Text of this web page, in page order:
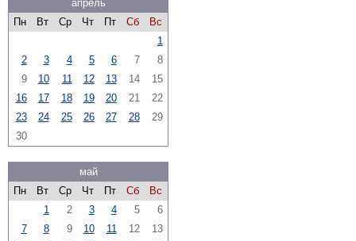
апрель
Пн
Вт Ср Чт Пт Сб
Вс
1
2
3 4 5 6 7
8
9
10 11 12 13 14
15
16
17 18 19 20 21
22
23
24 25 26 27 28
29
30
май
Пн
Вт Ср Чт Пт Сб
Вс
1
2 3 4 5
6
7
8 9 10 11 12
13